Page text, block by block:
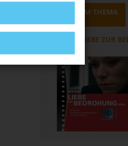
MEDIEN ZUM THEMA
WENN LIEBE ZUR